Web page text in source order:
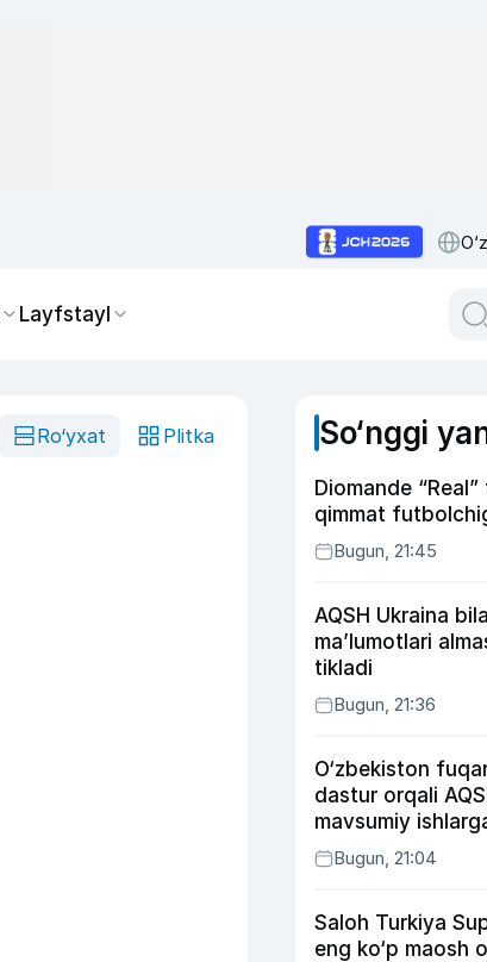
Layfstayl
Ro‘yxat Plitka So‘nggi
Diomande
qimmat
Bugun, 21:45
AQSH Ukraina
ma’lumotlari
tikladi
Bugun, 21:36
O‘zbekiston
dastur orqali
mavsumiy
va joylashtiriladi
Bugun, 21:04
Saloh Turkiya
eng ko‘p maosh